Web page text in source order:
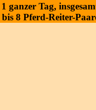
ganzer Tag,
8 Pferd-Reiter-